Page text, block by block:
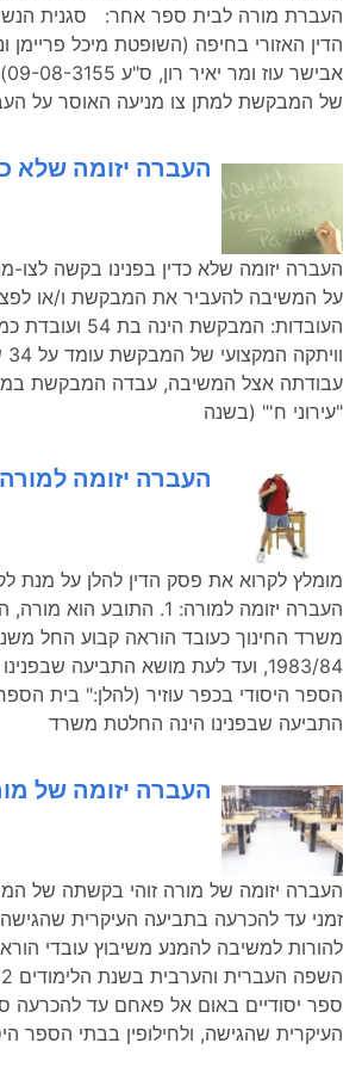
העברת מורה לבית ספר אחר: סגנית
הדין האזורי בחיפה (השופטת מיכל פריימן
של המבקשת למתן צו מניעה האוסר על
העברה יזומה שלא
העברה יזומה שלא כדין בפנינו
על המשיבה להעביר את המבקשת ו/או
העובדות: המבקשת
עבודתה אצל המשיבה, עבדה המבקשת
"עירוני ח'" (בשנה
העברה יזומה למורה
מומלץ לקרוא את פסק הדין להלן על מנת
העברה יזומה למורה: 1. התובע
משרד החינוך כעובד הוראה קבוע החל
1983/84, ועד לעת מושא התביעה
הספר היסודי בכפר עוזיר (להלן:" בית
התביעה שבפנינו הינה החלטת משרד
העברה יזומה של
העברה יזומה של מורה זוהי
זמני עד להכרעה בתביעה העיקרית
להורות למשיבה להמנע משיבוץ עובדי
ספר יסודיים באום אל פאחם עד להכרעה
העיקרית שהגישה, ולחילופין בבתי הספר